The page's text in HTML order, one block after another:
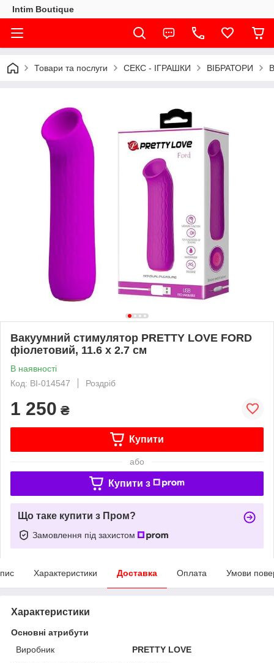
Intim Boutique
Товари та послуги СЕКС - ІГРАШКИ ВІБРАТОРИ
Вакуумний стимулятор PRETTY LOVE FORD
фіолетовий, 11.6 х 2.7 см
В наявності
Код: BI-014547
Роздріб
1 250 ₴
Купити
або
Купити з
Що таке купити з Пром?
Замовлення під захистом
Характеристики Доставка Оплата Умови
Характеристики
Основні атрибути
Виробник
PRETTY LOVE